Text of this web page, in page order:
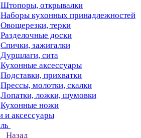
Штопоры, открывалки
Наборы кухонных принадлежностей
Овощерезки, терки
Разделочные доски
Спички, зажигалки
Дуршлаги, сита
Кухонные аксессуары
Подставки, прихватки
Прессы, молотки, скалки
Лопатки, ложки, шумовки
Кухонные ножи
и аксессуары
Назад